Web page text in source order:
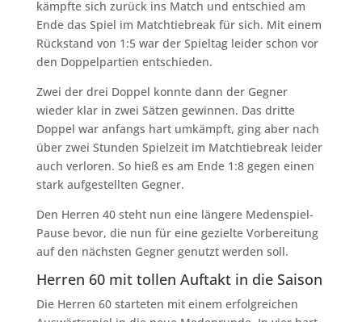
kämpfte sich zurück ins Match und entschied am
Ende das Spiel im Matchtiebreak für sich. Mit einem
Rückstand von 1:5 war der Spieltag leider schon vor
den Doppelpartien entschieden.
Zwei der drei Doppel konnte dann der Gegner
wieder klar in zwei Sätzen gewinnen. Das dritte
Doppel war anfangs hart umkämpft, ging aber nach
über zwei Stunden Spielzeit im Matchtiebreak leider
auch verloren. So hieß es am Ende 1:8 gegen einen
stark aufgestellten Gegner.
Den Herren 40 steht nun eine längere Medenspiel-
Pause bevor, die nun für eine gezielte Vorbereitung
auf den nächsten Gegner genutzt werden soll.
Herren 60 mit tollen Auftakt in die Saison
Die Herren 60 starteten mit einem erfolgreichen